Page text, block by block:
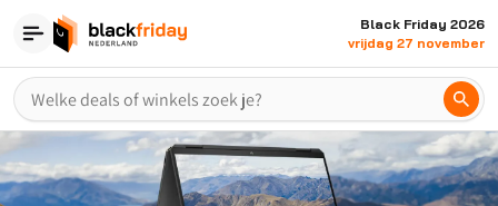
Black Friday 2026
vrijdag 27 november